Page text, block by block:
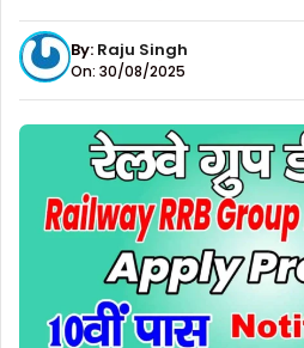
By: Raju Singh
On: 30/08/2025